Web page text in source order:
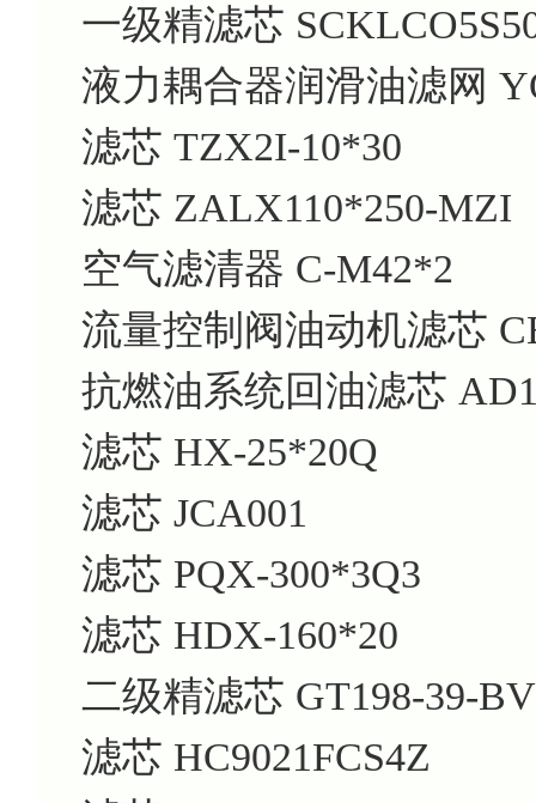
一级精滤芯
液力耦合器润滑油滤网
滤芯 TZX2I-10*30
滤芯 ZALX110*250-MZI
空气滤清器 C-M42*2
流量控制阀油动机滤芯
抗燃油系统回油滤芯
滤芯 HX-25*20Q
滤芯 JCA001
滤芯 PQX-300*3Q3
滤芯 HDX-160*20
二级精滤芯 GT198-39-BV
滤芯 HC9021FCS4Z